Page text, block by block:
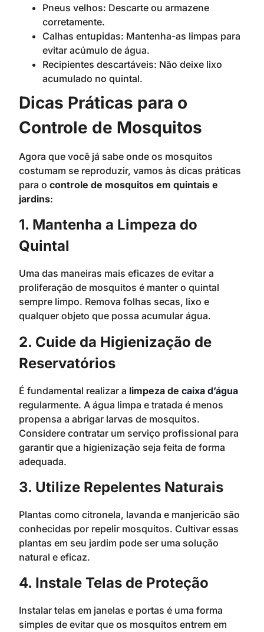
Pneus velhos: Descarte ou armazene
corretamente.
Calhas entupidas: Mantenha-as limpas para
evitar acúmulo de água.
Recipientes descartáveis: Não deixe lixo
acumulado no quintal.
Dicas Práticas para o
Controle de Mosquitos
Agora que você já sabe onde os mosquitos
costumam se reproduzir, vamos às dicas práticas
para o controle de mosquitos em quintais e
jardins:
1. Mantenha a Limpeza do
Quintal
Uma das maneiras mais eficazes de evitar a
proliferação de mosquitos é manter o quintal
sempre limpo. Remova folhas secas, lixo e
qualquer objeto que possa acumular água.
2. Cuide da Higienização de
Reservatórios
É fundamental realizar a limpeza de caixa d’água
regularmente. A água limpa e tratada é menos
propensa a abrigar larvas de mosquitos.
Considere contratar um serviço profissional para
garantir que a higienização seja feita de forma
adequada.
3. Utilize Repelentes Naturais
Plantas como citronela, lavanda e manjericão são
conhecidas por repelir mosquitos. Cultivar essas
plantas em seu jardim pode ser uma solução
natural e eficaz.
4. Instale Telas de Proteção
Instalar telas em janelas e portas é uma forma
simples de evitar que os mosquitos entrem em